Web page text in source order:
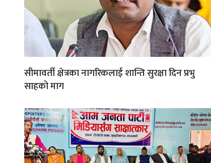
सीमावर्ती क्षेत्रका नागरिकलाई शान्ति सुरक्षा दिन प्रभु
साहको माग